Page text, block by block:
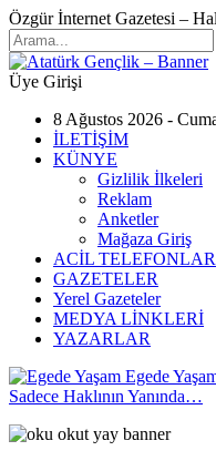
Özgür İnternet Gazetesi –
Üye Girişi
8 Ağustos 2026 -
İLETİŞİM
KÜNYE
Gizlilik İlkeleri
Reklam
Anketler
Mağaza Giriş
ACİL TELEFONLAR
GAZETELER
Yerel Gazeteler
MEDYA LİNKLERİ
YAZARLAR
Egede
Sadece Haklının Yanında…